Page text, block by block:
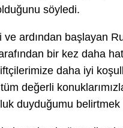
söyledi.
ve ardından başlayan
bir kez daha
daha iyi
değerli
duyduğumu belirtmek